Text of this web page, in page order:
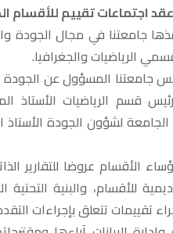
عقد اجتماعات تقييم للأقسام
جامعتنا في مجال الجودة
الرياضيات والجغرافيا.
جامعتنا المسؤول عن
قسم الرياضيات
لشؤون الجودة
الأقسام عروضا للتقارير
للأقسام، والبنية
تقييمات تتعلق بإجراءات